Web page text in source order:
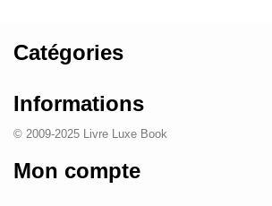
Catégories
Informations
© 2009-2025 Livre Luxe Book
Mon compte